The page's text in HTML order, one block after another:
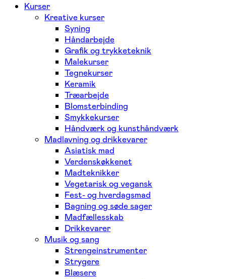
Kurser
Kreative kurser
Syning
Håndarbejde
Grafik og trykketeknik
Malekurser
Tegnekurser
Keramik
Træarbejde
Blomsterbinding
Smykkekurser
Håndværk og kunsthåndværk
Madlavning og drikkevarer
Asiatisk mad
Verdenskøkkenet
Madteknikker
Vegetarisk og vegansk
Fest- og hverdagsmad
Bagning og søde sager
Madfællesskab
Drikkevarer
Musik og sang
Strengeinstrumenter
Strygere
Blæsere